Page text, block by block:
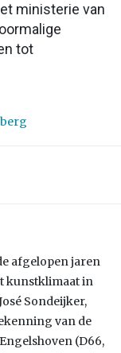
ministerie van
tot
afgelopen jaren
kunstklimaat in
Sondeijker,
van de
(D66,